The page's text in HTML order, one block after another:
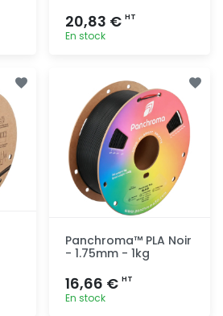
20,83 € HT
En stock
rapide
Panchroma™ PLA Noir
- 1.75mm - 1kg
16,66 € HT
En stock